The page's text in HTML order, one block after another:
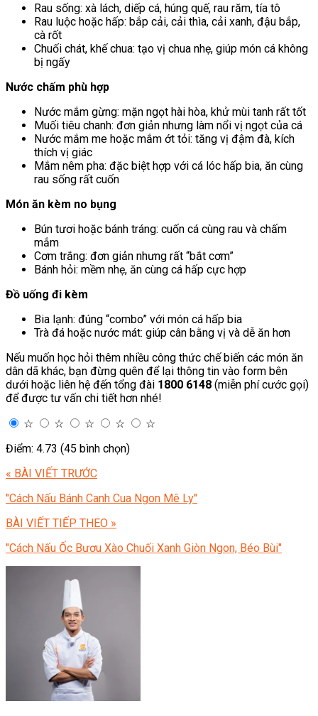
Rau sống: xà lách, diếp cá, húng quế, rau răm, tía tô
Rau luộc hoặc hấp: bắp cải, cải thìa, cải xanh, đậu bắp,
cà rốt
Chuối chát, khế chua: tạo vị chua nhẹ, giúp món cá không
bị ngấy
Nước chấm phù hợp
Nước mắm gừng: mặn ngọt hài hòa, khử mùi tanh rất tốt
Muối tiêu chanh: đơn giản nhưng làm nổi vị ngọt của cá
Nước mắm me hoặc mắm ớt tỏi: tăng vị đậm đà, kích
thích vị giác
Mắm nêm pha: đặc biệt hợp với cá lóc hấp bia, ăn cùng
rau sống rất cuốn
Món ăn kèm no bụng
Bún tươi hoặc bánh tráng: cuốn cá cùng rau và chấm
mắm
Cơm trắng: đơn giản nhưng rất “bắt cơm”
Bánh hỏi: mềm nhẹ, ăn cùng cá hấp cực hợp
Đồ uống đi kèm
Bia lạnh: đúng “combo” với món cá hấp bia
Trà đá hoặc nước mát: giúp cân bằng vị và dễ ăn hơn
Nếu muốn học hỏi thêm nhiều công thức chế biến các món ăn
dân dã khác, bạn đừng quên để lại thông tin vào form bên
dưới hoặc liên hệ đến tổng đài 1800 6148 (miễn phí cước gọi)
để được tư vấn chi tiết hơn nhé!
☆
☆ ☆ ☆
☆
Điểm: 4.73 (45 bình chọn)
« BÀI VIẾT TRƯỚC
"Cách Nấu Bánh Canh Cua Ngon Mê Ly"
BÀI VIẾT TIẾP THEO »
"Cách Nấu Ốc Bươu Xào Chuối Xanh Giòn Ngon, Béo Bùi"